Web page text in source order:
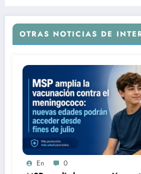
OTRAS NOTICIAS DE
En 0